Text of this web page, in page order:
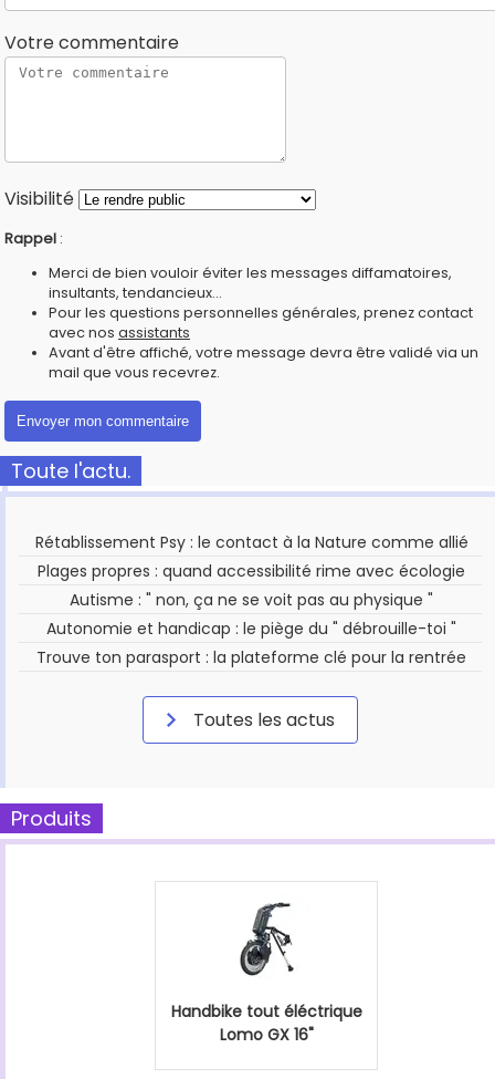
Votre commentaire
Visibilité
Rappel :
Merci de bien vouloir éviter les messages diffamatoires,
insultants, tendancieux...
Pour les questions personnelles générales, prenez contact
avec nos assistants
Avant d'être affiché, votre message devra être validé via un
mail que vous recevrez.
Toute l'actu.
Rétablissement Psy : le contact à la Nature comme allié
Plages propres : quand accessibilité rime avec écologie
Autisme : " non, ça ne se voit pas au physique "
Autonomie et handicap : le piège du " débrouille-toi "
Trouve ton parasport : la plateforme clé pour la rentrée
Toutes les actus
Produits
Handbike tout éléctrique
Lomo GX 16"